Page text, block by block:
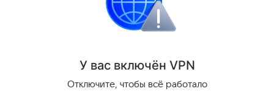
Поделиться
У вас включён VPN
Отключите, чтобы всё работало